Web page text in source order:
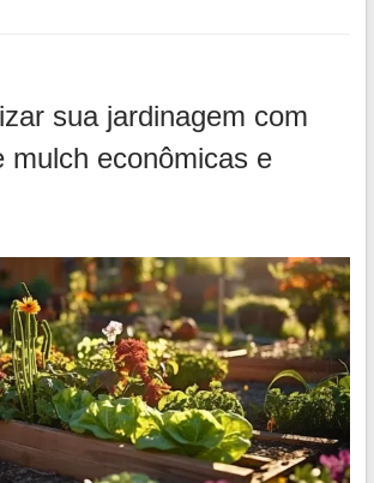
sua jardinagem com
mulch econômicas e